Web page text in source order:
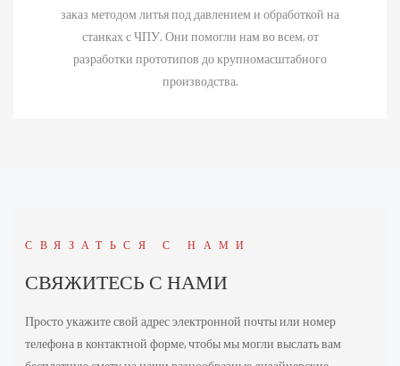
заказ методом литья под давлением и обработкой на
станках с ЧПУ. Они помогли нам во всем, от
разработки прототипов до крупномасштабного
производства.
СВЯЗАТЬСЯ С НАМИ
СВЯЖИТЕСЬ С НАМИ
Просто укажите свой адрес электронной почты или номер
телефона в контактной форме, чтобы мы могли выслать вам